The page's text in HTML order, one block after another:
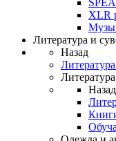
XLR
Литература и
Назад
Литература
Назад